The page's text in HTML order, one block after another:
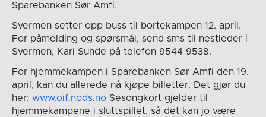
Sparebanken Sør Amfi.
Svermen setter opp buss til bortekampen 12. april.
For påmelding og spørsmål, send sms til nestleder i
Svermen, Kari Sunde på telefon 9544 9538.
For hjemmekampen i Sparebanken Sør Amfi den 19.
april, kan du allerede nå kjøpe billetter. Det gjør du
her: www.oif.nods.noSesongkort gjelder til
hjemmekampene i sluttspillet, så det kan jo være